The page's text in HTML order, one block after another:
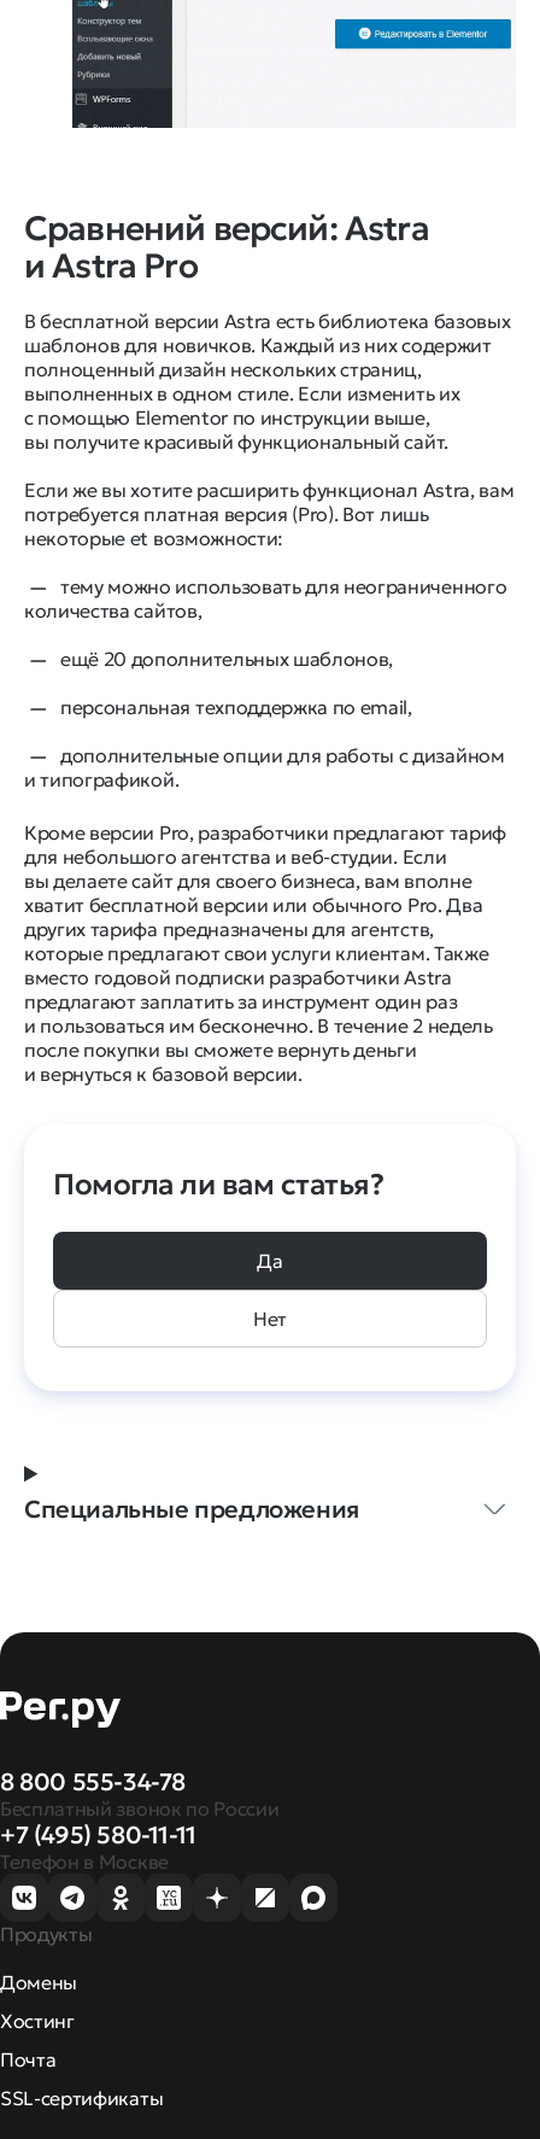
Сравнений версий: Astra
и Astra Pro
В бесплатной версии Astra есть библиотека базовых
шаблонов для новичков. Каждый из них содержит
полноценный дизайн нескольких страниц,
выполненных в одном стиле. Если изменить их
с помощью Elementor по инструкции выше,
вы получите красивый функциональный сайт.
Если же вы хотите расширить функционал Astra, вам
потребуется платная версия (Pro). Вот лишь
некоторые еt возможности:
тему можно использовать для неограниченного
количества сайтов,
ещё 20 дополнительных шаблонов,
персональная техподдержка по email,
дополнительные опции для работы с дизайном
и типографикой.
Кроме версии Pro, разработчики предлагают тариф
для небольшого агентства и веб-студии. Если
вы делаете сайт для своего бизнеса, вам вполне
хватит бесплатной версии или обычного Pro. Два
других тарифа предназначены для агентств,
которые предлагают свои услуги клиентам. Также
вместо годовой подписки разработчики Astra
предлагают заплатить за инструмент один раз
и пользоваться им бесконечно. В течение 2 недель
после покупки вы сможете вернуть деньги
и вернуться к базовой версии.
Помогла ли вам статья?
Да
Нет
Специальные предложения
8 800 555-34-78
Бесплатный звонок по России
+7 (495) 580-11-11
Телефон в Москве
Продукты
Домены
Хостинг
Почта
SSL-сертификаты